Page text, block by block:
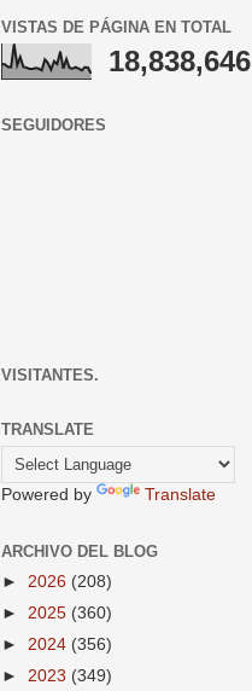
VISTAS DE PÁGINA EN TOTAL
18,838,646
SEGUIDORES
VISITANTES.
TRANSLATE
Powered by Translate
ARCHIVO DEL BLOG
► 2026 (208)
► 2025 (360)
► 2024 (356)
► 2023 (349)